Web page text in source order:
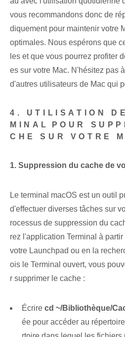
vous recommandons donc de
diquement pour maintenir votre
optimales. Nous espérons que
les et que vous pourrez profiter
es sur votre Mac. N'hésitez pas
d'autres utilisateurs de Mac qui
4. UTILISATION
MINAL⁤POUR
CHE SUR VOTRE
1. Suppression du cache de
Le terminal macOS est un outil
d'effectuer diverses tâches sur
rocessus de suppression du
rez l'application Terminal ⁤à
votre Launchpad ou en la
ois le Terminal ouvert, vous
r supprimer le cache :
Écrire cd ~/Bibliothèque/
ée pour accéder au